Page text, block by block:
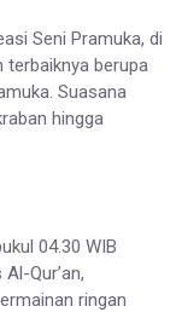
Seni Pramuka, di
terbaiknya berupa
Suasana
hingga
04.30 WIB
Qur’an,
ringan